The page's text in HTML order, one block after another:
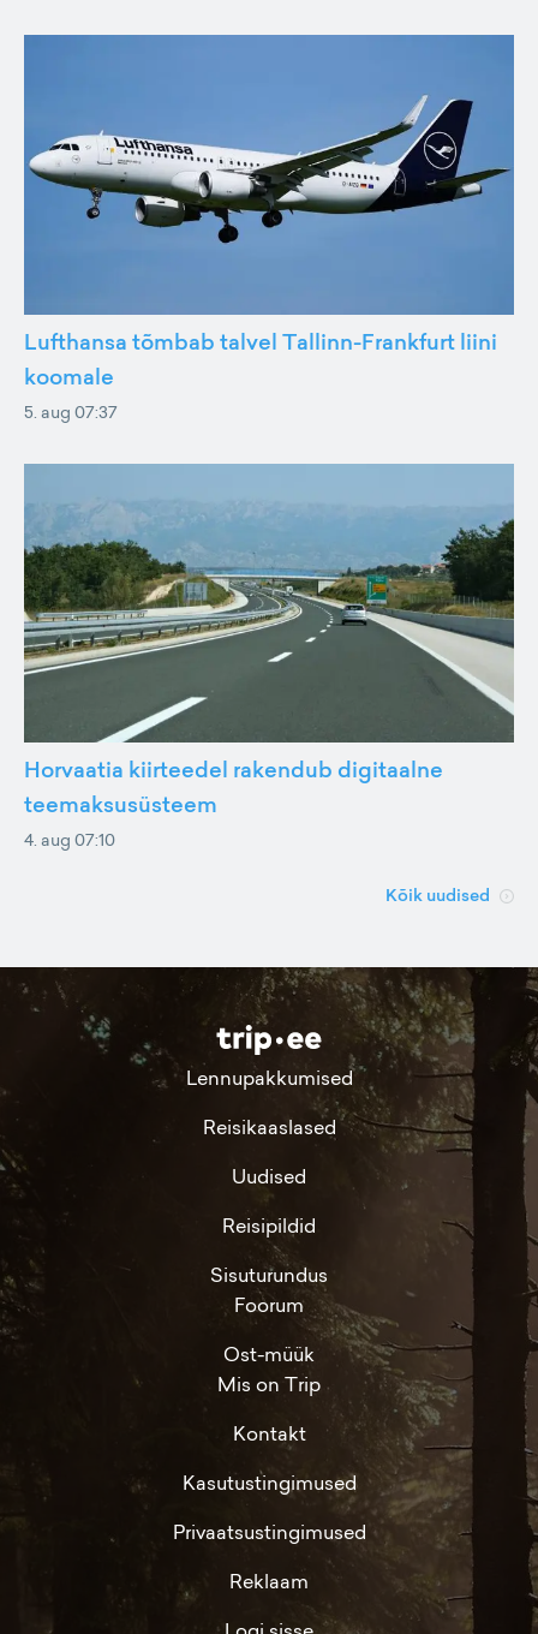
Lufthansa tõmbab talvel Tallinn-Frankfurt liini
koomale
5. aug 07:37
Horvaatia kiirteedel rakendub digitaalne
teemaksusüsteem
4. aug 07:10
Kõik uudised
Lennupakkumised
Reisikaaslased
Uudised
Reisipildid
Sisuturundus
Foorum
Ost-müük
Mis on Trip
Kontakt
Kasutustingimused
Privaatsustingimused
Reklaam